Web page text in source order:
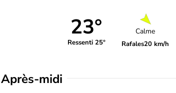
23°
Ressenti 25°
Calme
Rafales20 km/h
Après-midi